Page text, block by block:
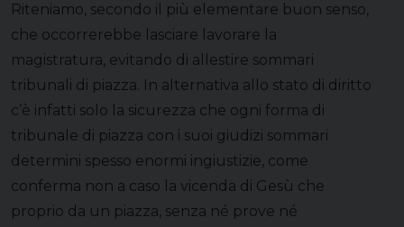
Riteniamo, secondo il più elementare buon senso,
che occorrerebbe lasciare lavorare la
magistratura, evitando di allestire sommari
tribunali di piazza. In alternativa allo stato di diritto
c’è infatti solo la sicurezza che ogni forma di
tribunale di piazza con i suoi giudizi sommari
determini spesso enormi ingiustizie, come
conferma non a caso la vicenda di Gesù che
proprio da un piazza, senza né prove né